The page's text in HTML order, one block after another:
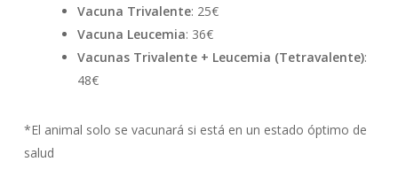
Vacuna Trivalente: 25€
Vacuna Leucemia: 36€
Vacunas Trivalente + Leucemia (Tetravalente):
48€
*El animal solo se vacunará si está en un estado óptimo de
salud